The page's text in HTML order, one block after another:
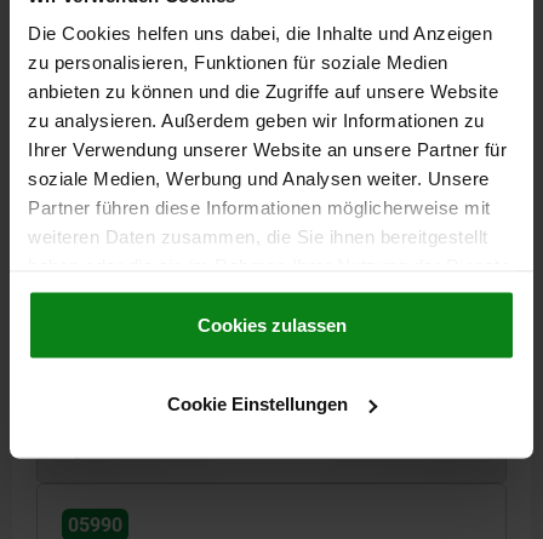
Die Cookies helfen uns dabei, die Inhalte und Anzeigen
zu personalisieren, Funktionen für soziale Medien
anbieten zu können und die Zugriffe auf unsere Website
zu analysieren. Außerdem geben wir Informationen zu
Ihrer Verwendung unserer Website an unsere Partner für
soziale Medien, Werbung und Analysen weiter. Unsere
Partner führen diese Informationen möglicherweise mit
weiteren Daten zusammen, die Sie ihnen bereitgestellt
gesammelt haben.Cookie Richtlinien
Datenschutz|AGB
Cookies zulassen
Cookie Einstellungen
05990
MUTTER MIT KEGELKUPPE D=M04 EDELSTAHL
MATERIAL GRUNDKÖRPER=EDELSTAHL GEWINDE=M4 H=5,2
Bestellnummer:05990-104
05990